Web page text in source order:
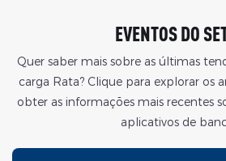
EVENTOS DO
Quer saber mais sobre as últimas
carga Rata? Clique para explorar os
obter as informações mais recentes
aplicativos de